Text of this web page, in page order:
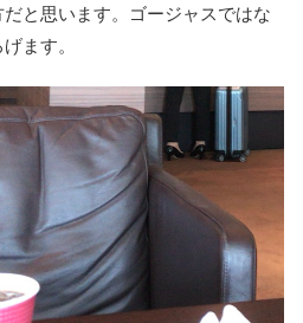
と思います。ゴージャスではな
ます。